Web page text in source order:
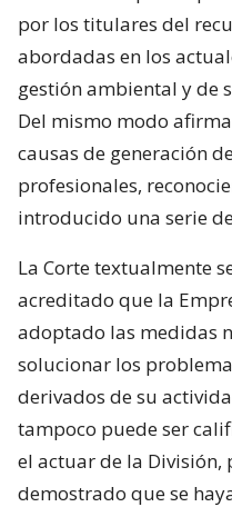
por los titulares del
abordadas en los
gestión ambiental y de
Del mismo modo
causas de generación
profesionales,
introducido una serie
La Corte textualmente
acreditado que la
adoptado las medidas
solucionar los
derivados de su
tampoco puede ser
el actuar de la División,
demostrado que se